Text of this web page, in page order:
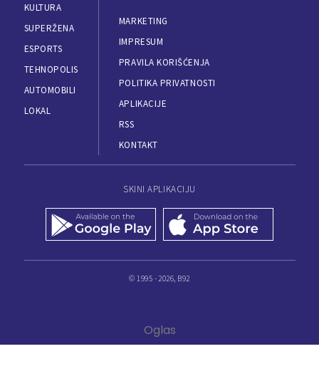
KULTURA
SUPERŽENA
ESPORTS
TEHNOPOLIS
AUTOMOBILI
LOKAL
MARKETING
IMPRESUM
PRAVILA KORIŠĆENJA
POLITIKA PRIVATNOSTI
APLIKACIJE
RSS
KONTAKT
SKINI APLIKACIJU
© 1995 - 2026, B92